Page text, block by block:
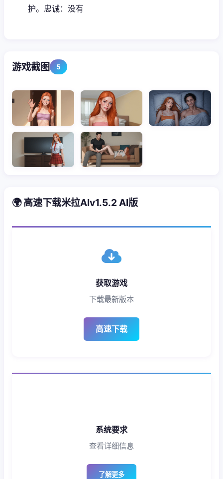
护。忠诚：没有
游戏截图 5
🌍 高速下载米拉AIv1.5.2 AI版
获取游戏
下载最新版本
高速下载
系统要求
查看详细信息
了解更多